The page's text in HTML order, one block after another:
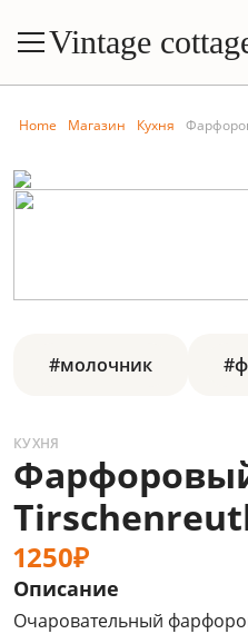
Vintage
Home Магазин Кухня
#молочник
КУХНЯ
1250₽
Описание
Очаровательный